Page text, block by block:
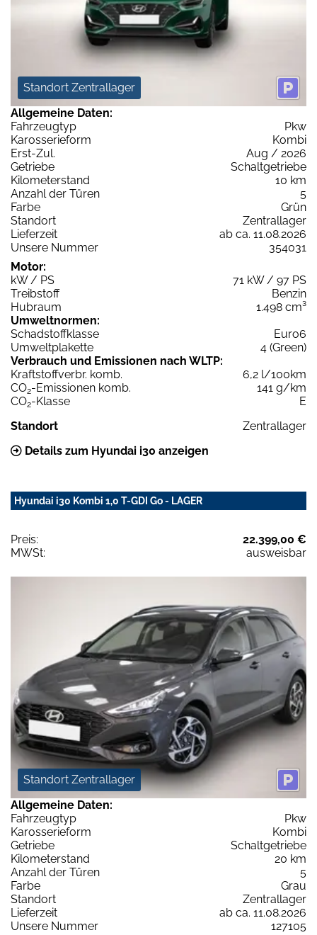
Standort Zentrallager
Allgemeine Daten:
Fahrzeugtyp
Pkw
Karosserieform
Kombi
Erst-Zul.
Aug / 2026
Getriebe
Schaltgetriebe
Kilometerstand
10 km
Anzahl der Türen
5
Farbe
Grün
Standort
Zentrallager
Lieferzeit
ab ca. 11.08.2026
Unsere Nummer
354031
Motor:
kW / PS
71 kW / 97 PS
Treibstoff
Benzin
Hubraum
1.498 cm³
Umweltnormen:
Schadstoffklasse
Euro6
Umweltplakette
4 (Green)
Verbrauch und Emissionen nach WLTP:
Kraftstoffverbr. komb.
6,2 l/100km
CO2-Emissionen komb.
141 g/km
CO2-Klasse
E
Standort
Zentrallager
Details zum Hyundai i30 anzeigen
Hyundai i30 Kombi 1,0 T-GDI Go - LAGER
Preis:
22.399,00 €
MWSt:
ausweisbar
Standort Zentrallager
Allgemeine Daten:
Fahrzeugtyp
Pkw
Karosserieform
Kombi
Getriebe
Schaltgetriebe
Kilometerstand
20 km
Anzahl der Türen
5
Farbe
Grau
Standort
Zentrallager
Lieferzeit
ab ca. 11.08.2026
Unsere Nummer
127105